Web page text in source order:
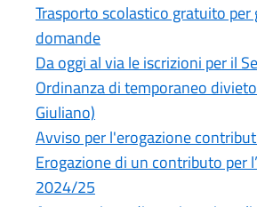
Trasporto scolastico gratuito
domande
Da oggi al via le iscrizioni per il
Ordinanza di temporaneo
Giuliano)
Avviso per l'erogazione
Erogazione di un contributo per
2024/25